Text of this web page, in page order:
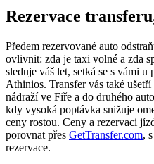
Rezervace
Předem rezervované auto
ovlivnit: zda je taxi volné a zda
sleduje váš let, setká se s vámi
Athinios. Transfer vás také
nádraží ve Fiře a do druhého
kdy vysoká poptávka snižuje
ceny rostou. Ceny a rezervaci
porovnat přes GetTransfer.com,
rezervace.